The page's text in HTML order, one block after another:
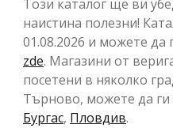
Този каталог ще ви
наистина полезни!
01.08.2026 и можете да
zde. Магазини от
посетени в няколко
Търново, можете да
Бургас, Пловдив.